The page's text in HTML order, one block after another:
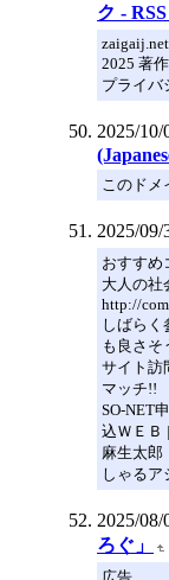
ク -
zaigaij.net
2025 著
プライバ
2025/10/
このドメ
2025/09/
おすすめ
大人の社
http://
しばらく
も良さそ
サイト訪
マッチ!!
SO-NET
込ＷＥＢ
麻生太
しゃるア
2025/08/
ろぐ」